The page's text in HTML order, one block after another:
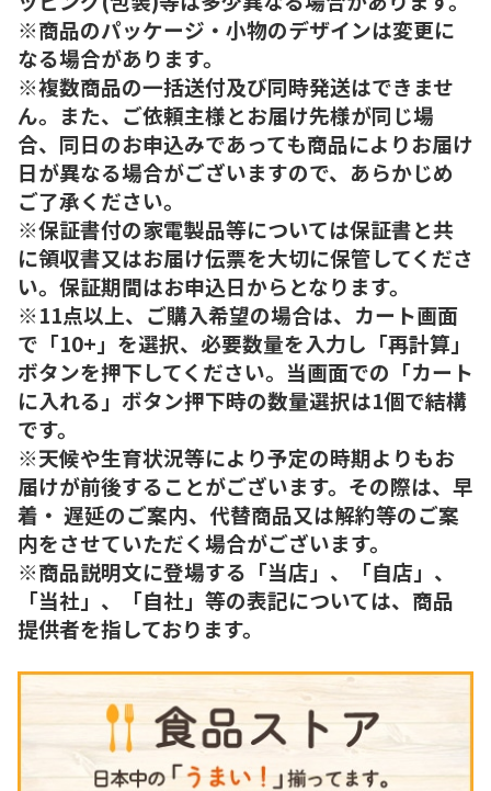
※商品のパッケージ・小物のデザインは変更に
なる場合があります。
※複数商品の一括送付及び同時発送はできませ
ん。また、ご依頼主様とお届け先様が同じ場
合、同日のお申込みであっても商品によりお届け
日が異なる場合がございますので、あらかじめ
ご了承ください。
※保証書付の家電製品等については保証書と共
に領収書又はお届け伝票を大切に保管してくださ
い。保証期間はお申込日からとなります。
※11点以上、ご購入希望の場合は、カート画面
で「10+」を選択、必要数量を入力し「再計算」
ボタンを押下してください。当画面での「カート
に入れる」ボタン押下時の数量選択は1個で結構
です。
※天候や生育状況等により予定の時期よりもお
届けが前後することがございます。その際は、早
着・ 遅延のご案内、代替商品又は解約等のご案
内をさせていただく場合がございます。
※商品説明文に登場する「当店」、「自店」、
「当社」、「自社」等の表記については、商品
提供者を指しております。